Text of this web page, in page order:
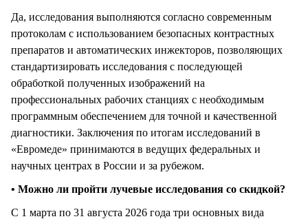
Да, исследования выполняются согласно современным
протоколам с использованием безопасных контрастных
препаратов и автоматических инжекторов, позволяющих
стандартизировать исследования с последующей
обработкой полученных изображений на
профессиональных рабочих станциях с необходимым
программным обеспечением для точной и качественной
диагностики. Заключения по итогам исследований в
«Евромеде» принимаются в ведущих федеральных и
научных центрах в России и за рубежом.
• Можно ли пройти лучевые исследования со скидкой?
С 1 марта по 31 августа 2026 года три основных вида